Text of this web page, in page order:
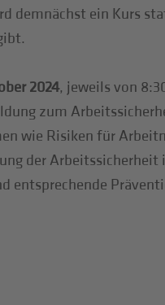
demnächst ein Kurs
2024, jeweils von
zum
wie Risiken für
der Arbeitssicherheit
entsprechende